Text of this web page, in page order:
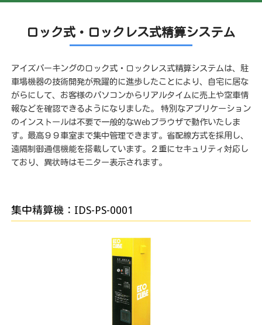
ロック式・ロックレス式精算システム
アイズパーキングのロック式・ロックレス式精算システムは、駐
車場機器の技術開発が飛躍的に進歩したことにより、自宅に居な
がらにして、お客様のパソコンからリアルタイムに売上や空車情
報などを確認できるようになりました。 特別なアプリケーション
のインストールは不要で一般的なWebブラウザで動作いたしま
す。最高９９車室まで集中管理できます。省配線方式を採用し、
遠隔制御通信機能を搭載しています。２重にセキュリティ対応し
ており、異状時はモニター表示されます。
集中精算機：IDS-PS-0001